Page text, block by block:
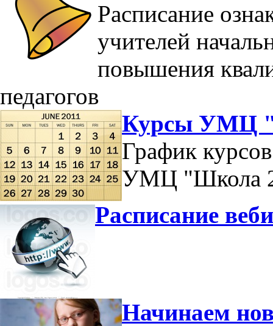
Расписание
учителей
повышения
педагогов
Курсы УМЦ
График
УМЦ "Школа
Расписание
Начинаем